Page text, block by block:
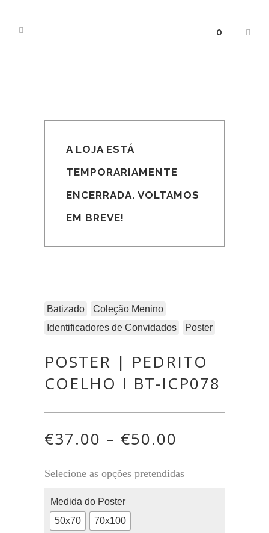
0
A LOJA ESTÁ
TEMPORARIAMENTE
ENCERRADA. VOLTAMOS
EM BREVE!
Batizado
Coleção Menino
Identificadores de Convidados
Poster
POSTER | PEDRITO
COELHO I BT-ICP078
€37.00 – €50.00
Selecione as opções pretendidas
Medida do Poster
50x70
70x100